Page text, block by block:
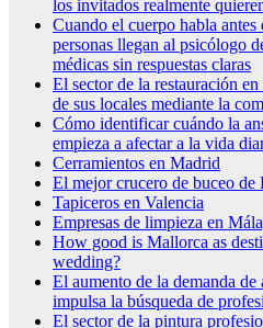
los invitados realmente
Cuando el cuerpo habla
personas llegan al psicólogo
médicas sin respuestas claras
El sector de la restauración
de sus locales mediante la
Cómo identificar cuándo la
empieza a afectar a la vida
Cerramientos en Madrid
El mejor crucero de buceo de
Tapiceros en Valencia
Empresas de limpieza en
How good is Mallorca as
wedding?
El aumento de la demanda
impulsa la búsqueda de
El sector de la pintura